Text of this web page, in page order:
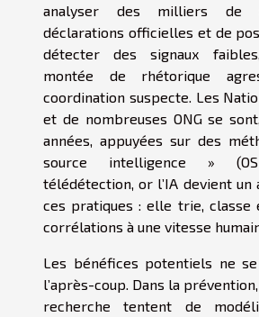
analyser des milliers de
déclarations officielles et de
détecter des signaux
montée de rhétorique
coordination suspecte. Les
et de nombreuses ONG se
années, appuyées sur des
source intelligence »
télédétection, or l’IA devient un
ces pratiques : elle trie, classe
corrélations à une vitesse
Les bénéfices potentiels ne
l’après-coup. Dans la
recherche tentent de